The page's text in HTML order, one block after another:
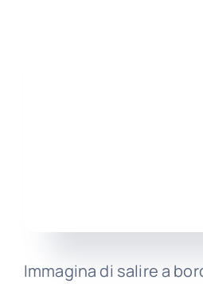
Immagina di salire a